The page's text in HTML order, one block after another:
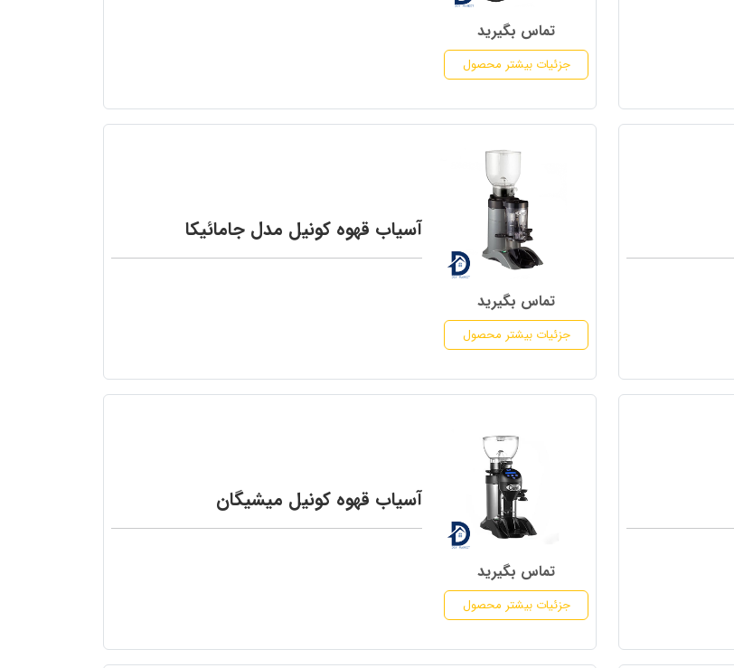
تماس بگیرید
جزئیات بیشتر محصول
تماس بگیرید
جزئیات بیشتر محصول
آسیاب قهوه کونیل مدل جامائیکا
تماس بگیرید
جزئیات بیشتر محصول
آسیاب قهوه کونیل میشیگان